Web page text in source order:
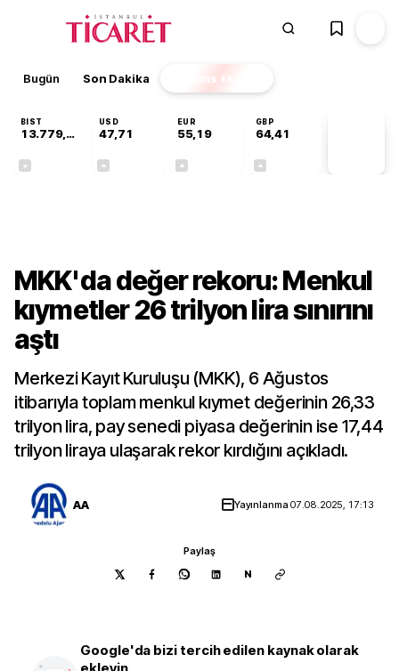
Bugün Son Dakika Finans EKSTRA
BIST
13.779,39
USD
47,71
EUR
55,19
GBP
64,41
MKK'da değer rekoru: Menkul
kıymetler 26 trilyon lira sınırını
aştı
Merkezi Kayıt Kuruluşu (MKK), 6 Ağustos
itibarıyla toplam menkul kıymet değerinin 26,33
trilyon lira, pay senedi piyasa değerinin ise 17,44
trilyon liraya ulaşarak rekor kırdığını açıkladı.
AA Yayınlanma07.08.2025, 17:13
Paylaş
N
Google'da bizi tercih edilen kaynak olarak